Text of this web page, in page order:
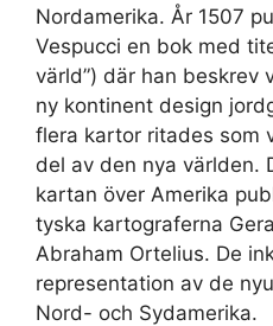
Nordamerika. År 1507
Vespucci en bok med
värld”) där han beskrev
ny kontinent design
flera kartor ritades som
del av den nya världen.
kartan över Amerika
tyska kartograferna
Abraham Ortelius. De
representation av de
Nord- och Sydamerika.